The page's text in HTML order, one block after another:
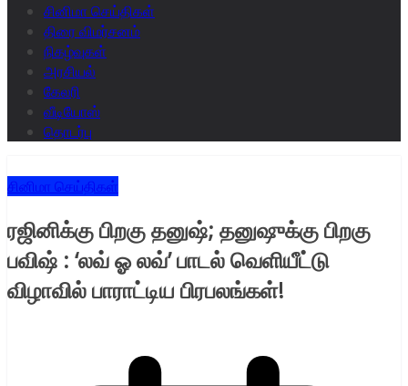
சினிமா செய்திகள்
திரை விமர்சனம்
நிகழ்வுகள்
அரசியல்
கேலரி
வீடியோஸ்
தொடர்பு
சினிமா செய்திகள்
ரஜினிக்கு பிறகு தனுஷ்; தனுஷுக்கு பிறகு
பவிஷ் : ‘லவ் ஓ லவ்’ பாடல் வெளியீட்டு
விழாவில் பாராட்டிய பிரபலங்கள்!